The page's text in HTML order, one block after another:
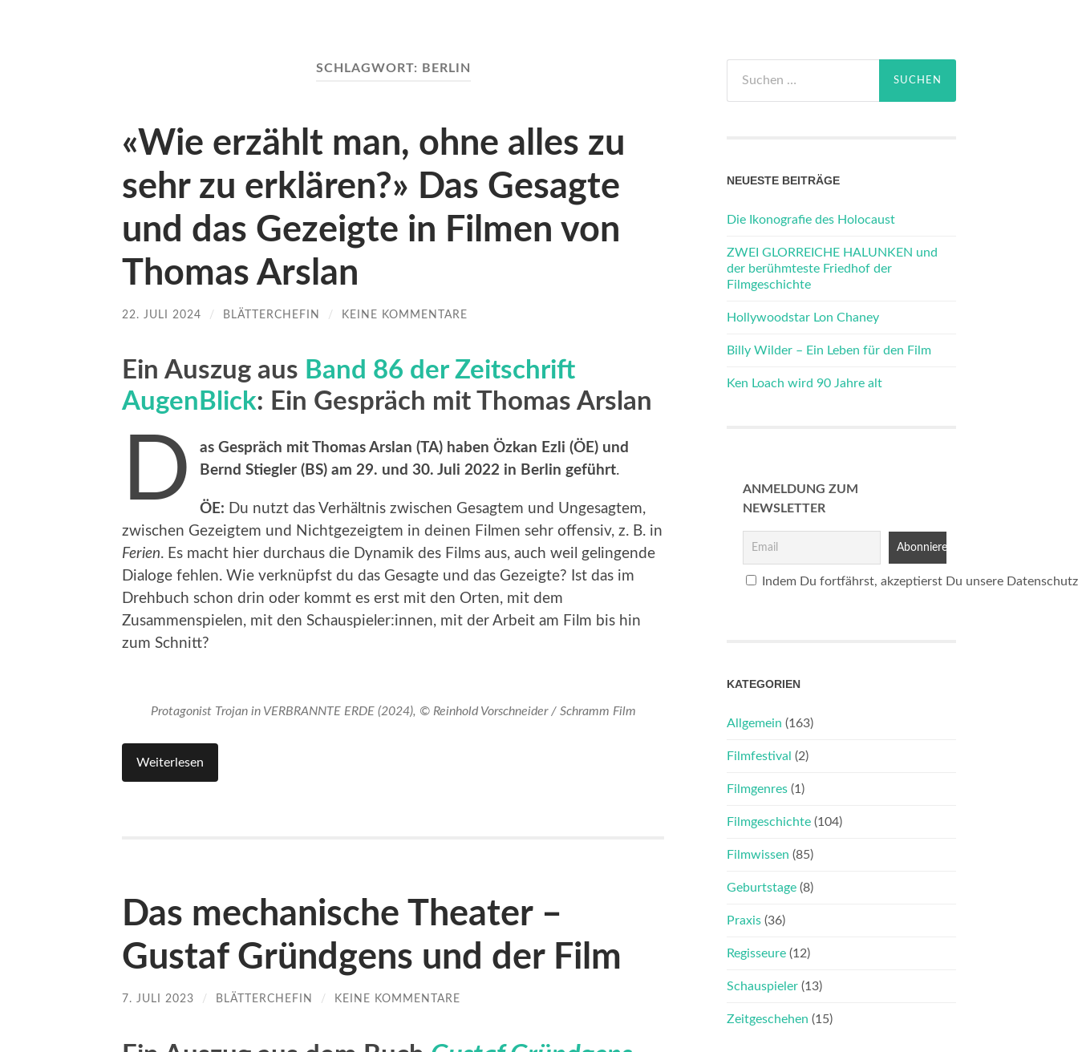
SCHLAGWORT: BERLIN
«Wie erzählt man, ohne alles zu
sehr zu erklären?» Das Gesagte
und das Gezeigte in Filmen von
Thomas Arslan
22. JULI 2024 / BLÄTTERCHEFIN / KEINE KOMMENTARE
Ein Auszug aus Band 86 der Zeitschrift
AugenBlick: Ein Gespräch mit Thomas Arslan
D
as Gespräch mit Thomas Arslan (TA) haben Özkan Ezli (ÖE) und
Bernd Stiegler (BS) am 29. und 30. Juli 2022 in Berlin geführt.
ÖE: Du nutzt das Verhältnis zwischen Gesagtem und Ungesagtem,
zwischen Gezeigtem und Nichtgezeigtem in deinen Filmen sehr offensiv, z. B. in
Ferien. Es macht hier durchaus die Dynamik des Films aus, auch weil gelingende
Dialoge fehlen. Wie verknüpfst du das Gesagte und das Gezeigte? Ist das im
Drehbuch schon drin oder kommt es erst mit den Orten, mit dem
Zusammenspielen, mit den Schauspieler:innen, mit der Arbeit am Film bis hin
zum Schnitt?
Protagonist Trojan in VERBRANNTE ERDE (2024), © Reinhold Vorschneider / Schramm Film
Weiterlesen
Das mechanische Theater –
Gustaf Gründgens und der Film
7. JULI 2023 / BLÄTTERCHEFIN / KEINE KOMMENTARE
nach:
NEUESTE BEITRÄGE
Die Ikonografie des Holocaust
ZWEI GLORREICHE HALUNKEN und
der berühmteste Friedhof der
Filmgeschichte
Hollywoodstar Lon Chaney
Billy Wilder – Ein Leben für den Film
Ken Loach wird 90 Jahre alt
ANMELDUNG ZUM
NEWSLETTER
Indem Du fortfährst, akzeptierst Du unsere
KATEGORIEN
Allgemein (163)
Filmfestival (2)
Filmgenres (1)
Filmgeschichte (104)
Filmwissen (85)
Geburtstage (8)
Praxis (36)
Regisseure (12)
Schauspieler (13)
Zeitgeschehen (15)